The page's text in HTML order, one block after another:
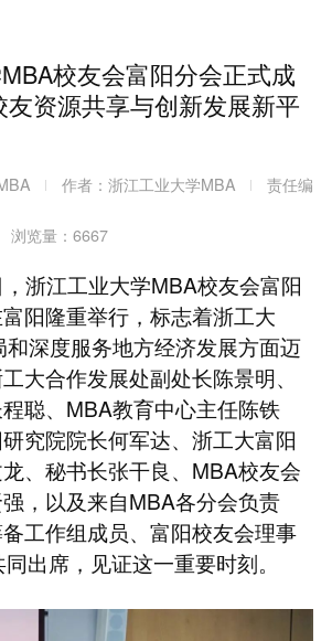
校友会富阳分会正式成
资源共享与创新发展新平
作者：浙江工业大学MBA
责任编
浏览量：6667
浙江工业大学MBA校友会富阳
阳隆重举行，标志着浙工大
深度服务地方经济发展方面迈
大合作发展处副处长陈景明、
聪、MBA教育中心主任陈铁
究院院长何军达、浙工大富阳
、秘书长张干良、MBA校友会
，以及来自MBA各分会负责
工作组成员、富阳校友会理事
出席，见证这一重要时刻。